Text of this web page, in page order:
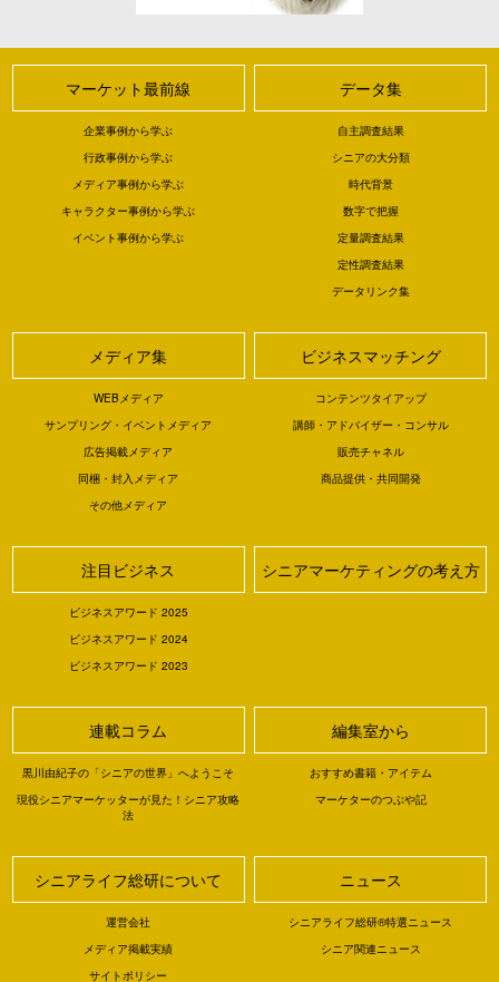
マーケット最前線
企業事例から学ぶ
行政事例から学ぶ
メディア事例から学ぶ
キャラクター事例から学ぶ
イベント事例から学ぶ
データ集
自主調査結果
シニアの大分類
時代背景
数字で把握
定量調査結果
定性調査結果
データリンク集
メディア集
WEBメディア
サンプリング・イベントメディア
広告掲載メディア
同梱・封入メディア
その他メディア
ビジネスマッチング
コンテンツタイアップ
講師・アドバイザー・コンサル
販売チャネル
商品提供・共同開発
注目ビジネス
ビジネスアワード 2025
ビジネスアワード 2024
ビジネスアワード 2023
シニアマーケティングの考え方
連載コラム
黒川由紀子の「シニアの世界」へようこそ
現役シニアマーケッターが見た！シニア攻略
法
編集室から
おすすめ書籍・アイテム
マーケターのつぶや記
シニアライフ総研について
運営会社
メディア掲載実績
サイトポリシー
ニュース
シニアライフ総研®特選ニュース
シニア関連ニュース